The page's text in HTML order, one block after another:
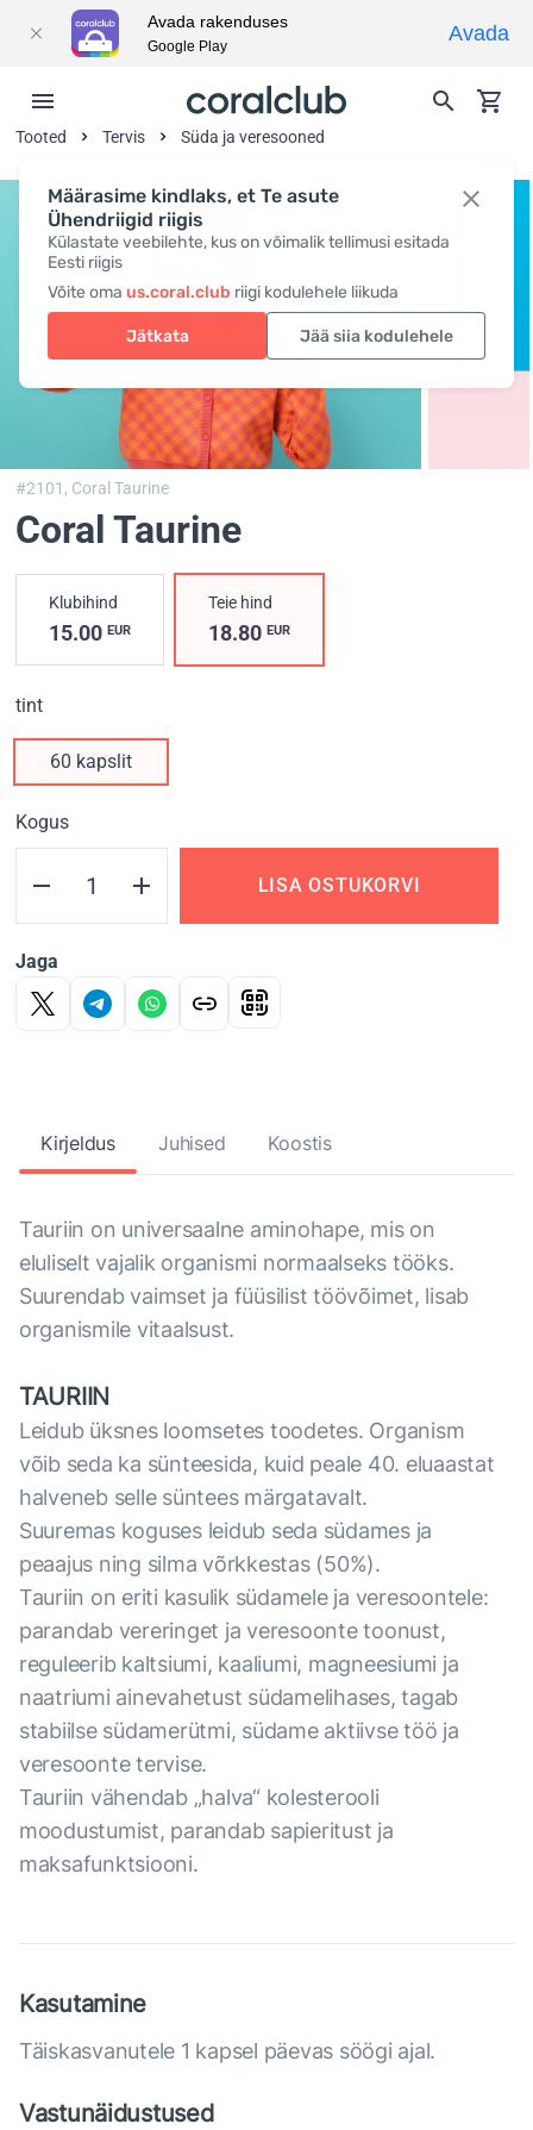
Määrasime kindlaks, et Te asute
Ühendriigid riigis
Külastate veebilehte, kus on võimalik tellimusi esitada
Eesti riigis
Võite oma us.coral.club riigi kodulehele liikuda
Jätkata Jää siia kodulehele
Tooted Tervis Süda ja veresooned
#2101, Coral Taurine
Coral Taurine
Klubihind
15.00 EUR
Teie hind
18.80EUR
tint
60 kapslit
Kogus
LISA OSTUKORVI
Jaga
Kirjeldus Juhised Koostis
Tauriin on universaalne aminohape, mis on
eluliselt vajalik organismi normaalseks tööks.
Suurendab vaimset ja füüsilist töövõimet, lisab
organismile vitaalsust.
TAURIIN
Leidub üksnes loomsetes toodetes. Organism
võib seda ka sünteesida, kuid peale 40. eluaastat
halveneb selle süntees märgatavalt.
Suuremas koguses leidub seda südames ja
peaajus ning silma võrkkestas (50%).
Tauriin on eriti kasulik südamele ja veresoontele:
parandab vereringet ja veresoonte toonust,
reguleerib kaltsiumi, kaaliumi, magneesiumi ja
naatriumi ainevahetust südamelihases, tagab
stabiilse südamerütmi, südame aktiivse töö ja
veresoonte tervise.
Tauriin vähendab „halva“ kolesterooli
moodustumist, parandab sapieritust ja
maksafunktsiooni.
Kasutamine
Täiskasvanutele 1 kapsel päevas söögi ajal.
Vastunäidustused
Avada rakenduses
Google Play
Avada